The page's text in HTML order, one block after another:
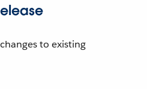
to existing